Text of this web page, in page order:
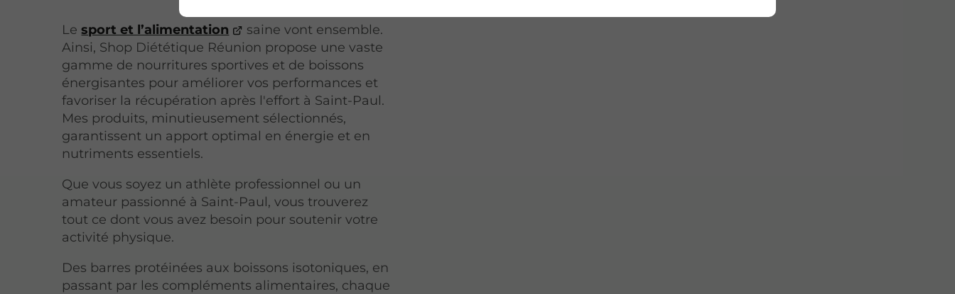
Lesport et l’alimentation
saine vont ensemble.
Ainsi, Shop Diététique Réunion propose une vaste
gamme de nourritures sportives et de boissons
énergisantes pour améliorer vos performances et
favoriser la récupération après l'effort à Saint-Paul.
Mes produits, minutieusement sélectionnés,
garantissent un apport optimal en énergie et en
nutriments essentiels.
Que vous soyez un athlète professionnel ou un
amateur passionné à Saint-Paul, vous trouverez
tout ce dont vous avez besoin pour soutenir votre
activité physique.
Des barres protéinées aux boissons isotoniques, en
passant par les compléments alimentaires, chaque